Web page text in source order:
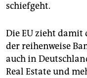
schiefgeht.
Die EU zieht damit
der reihenweise
auch in
Real Estate und